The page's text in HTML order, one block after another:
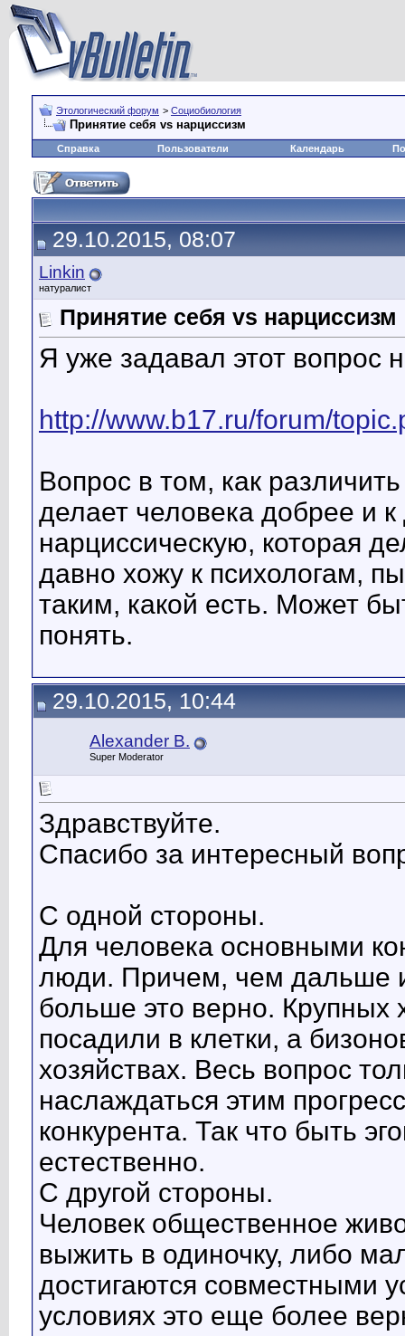
Этологический форум > Социобиология
Принятие себя vs нарциссизм
Справка Пользователи Календарь
29.10.2015, 08:07
Linkin
натуралист
Принятие себя vs нарциссизм
Я уже задавал этот вопрос
http://www.b17.ru/forum/
Вопрос в том, как
делает человека добрее и
нарциссическую, которая
давно хожу к психологам,
таким, какой есть. Может
понять.
29.10.2015, 10:44
Alexander B.
Super Moderator
Здравствуйте.
Спасибо за интересный
С одной стороны.
Для человека основными
люди. Причем, чем дальше
больше это верно.
посадили в клетки, а
хозяйствах. Весь вопрос
наслаждаться этим
конкурента. Так что быть
естественно.
С другой стороны.
Человек общественное
выжить в одиночку, либо
достигаются совместными
условиях это еще более